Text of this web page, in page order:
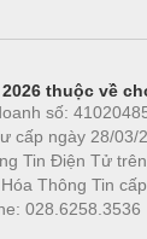
thuộc về
số:
cấp ngày 28/03/
Tin Điện Tử
Thông Tin
028.6258.3536